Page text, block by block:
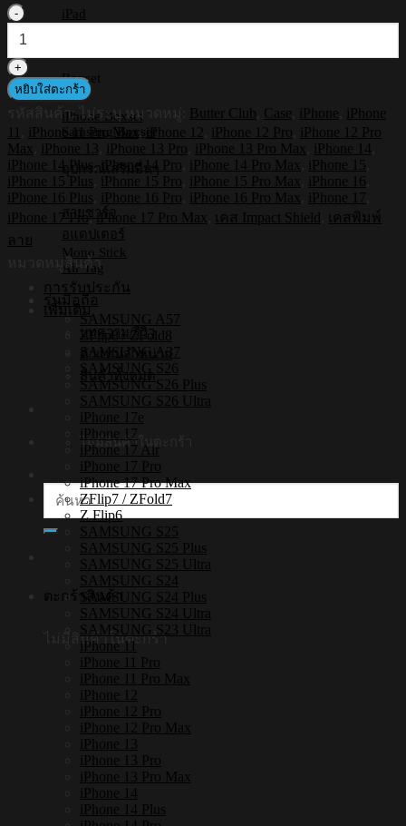
iPad
Boxset
iPhone Boxset
Samsung Boxset
อุปกรณ์เสริมอื่นๆ
สายชาร์จ
อแดปเตอร์
Mono Stick
Air Tag
การรับประกัน
เพิ่มเติม
บทความ/รีวิว
ตัวแทนจำหน่าย
สินค้าทั้งหมด
ไม่มีสินค้าในตะกร้า
ค้นหา:
ตะกร้าสินค้า
ไม่มีสินค้าในตะกร้า
จำนวน
SHIELD
เคส
ใส
กระแทก
iPhone
รุ่น
ButterClub
iPhone17,iPhone16,iPhone15,iPhone14,iPhone13,iPhone12]
หยิบใส่ตะกร้า
รหัสสินค้า: ไม่ระบุ หมวดหมู่: Butter Club Case iPhone
iPhone
iPhone 11 Pro Max,iPhone 12 iPhone 12 Pro
iPhone 12 Pro
Max
iPhone 13 iPhone 13 Pro iPhone 13 Pro Max iPhone 14
iPhone 14 Plus, iPhone 14 Pro iPhone 14 Pro Max iPhone 15
iPhone 15 Plus
iPhone 15 Pro iPhone 15 Pro Max iPhone 16
iPhone 16 Plus
iPhone 16 Pro iPhone 16 Pro Max iPhone 17
iPhone 17 Pro,iPhone 17 Pro Max เคส Impact Shield
เคสพิมพ์
ลาย
หมวดหมู่สินค้า
รุ่นมือถือ
SAMSUNG A57
ZFlip8 / ZFold8
SAMSUNG A37
SAMSUNG S26
SAMSUNG S26 Plus
SAMSUNG S26 Ultra
iPhone 17e
iPhone 17
iPhone 17 Air
iPhone 17 Pro
iPhone 17 Pro Max
ZFlip7 / ZFold7
Z Flip6
SAMSUNG S25
SAMSUNG S25 Plus
SAMSUNG S25 Ultra
SAMSUNG S24
SAMSUNG S24 Plus
SAMSUNG S24 Ultra
SAMSUNG S23 Ultra
iPhone 11
iPhone 11 Pro
iPhone 11 Pro Max
iPhone 12
iPhone 12 Pro
iPhone 12 Pro Max
iPhone 13
iPhone 13 Pro
iPhone 13 Pro Max
iPhone 14
iPhone 14 Plus